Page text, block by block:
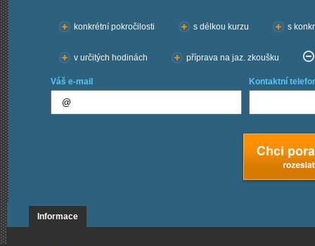
konkrétní pokročilosti
s délkou kurzu s
v určitých hodinách příprava na jaz. zkoušku
Váš e-mail Kontaktní
Informace